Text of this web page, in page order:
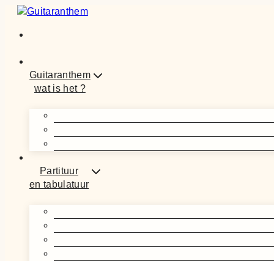
Doorgaan
inhoud
Guitaranthem
wat is het ?
Partituur
en tabulatuur